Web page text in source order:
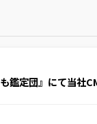
鑑定団』にて当社